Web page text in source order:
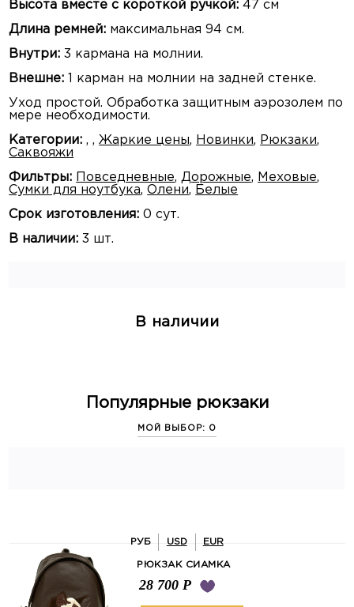
Высота вместе с короткой ручкой:47 см
Длина ремней: максимальная 94 см.
Внутри:3 кармана на молнии.
Внешне: 1 карман на молнии на задней стенке.
Уход простой. Обработка защитным аэрозолем по
мере необходимости.
Категории: ,, Жаркие цены, Новинки, Рюкзаки,
Саквояжи
Фильтры: Повседневные, Дорожные, Меховые,
Сумки для ноутбука,Олени, Белые
Срок изготовления: 0 сут.
В наличии: 3 шт.
В наличии
Популярные рюкзаки
РУБ USD EUR
МОЙ ВЫБОР: 0
РЮКЗАК СИАМКА
28 700Р